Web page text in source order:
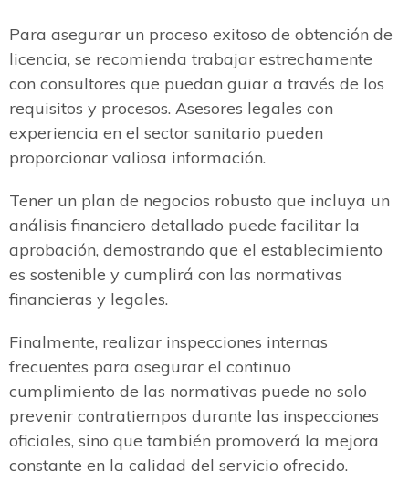
Para asegurar un proceso exitoso de obtención de
licencia, se recomienda trabajar estrechamente
con consultores que puedan guiar a través de los
requisitos y procesos. Asesores legales con
experiencia en el sector sanitario pueden
proporcionar valiosa información.
Tener un plan de negocios robusto que incluya un
análisis financiero detallado puede facilitar la
aprobación, demostrando que el establecimiento
es sostenible y cumplirá con las normativas
financieras y legales.
Finalmente, realizar inspecciones internas
frecuentes para asegurar el continuo
cumplimiento de las normativas puede no solo
prevenir contratiempos durante las inspecciones
oficiales, sino que también promoverá la mejora
constante en la calidad del servicio ofrecido.